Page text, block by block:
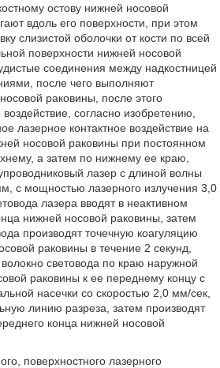
остову нижней носовой
вдоль его поверхности, при этом
слизистой оболочки от кости по всей
поверхности нижней носовой
соединения между надкостницей
после чего выполняют
раковины, после этого
согласно изобретению,
лазерное контактное воздействие на
носовой раковины при постоянном
а затем по нижнему ее краю,
лазер с длиной волны
с мощностью лазерного излучения 3,0
лазера вводят в неактивном
нижней носовой раковины, затем
производят точечную коагуляцию
раковины в течение 2 секунд,
световода по краю наружной
раковины к ее переднему концу с
насечки со скоростью 2,0 мм/сек,
линию разреза, затем производят
конца нижней носовой
поверхностного лазерного